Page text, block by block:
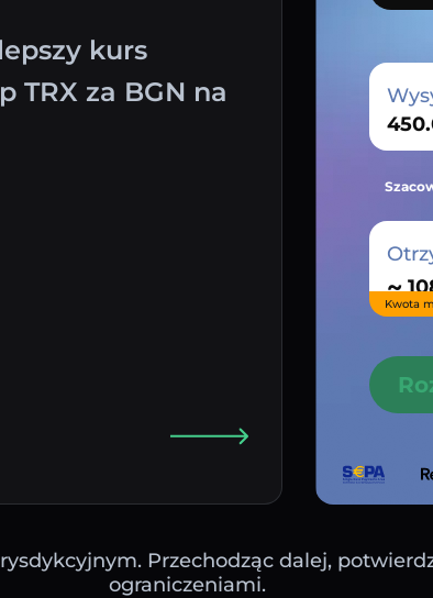
kurs
TRX za BGN na
~
Kwota
Przechodząc dalej,
ograniczeniami.